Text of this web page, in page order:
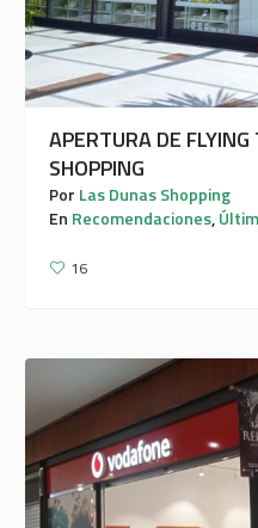
APERTURA DE
SHOPPING
Por Las Dunas Shopping
En Recomendaciones,
16